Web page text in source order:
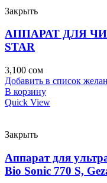
Закрыть
АППАРАТ ДЛЯ
STAR
3,100 сом
Добавить в список
В корзину
Quick View
Закрыть
Аппарат для
Bio Sonic 770 S,